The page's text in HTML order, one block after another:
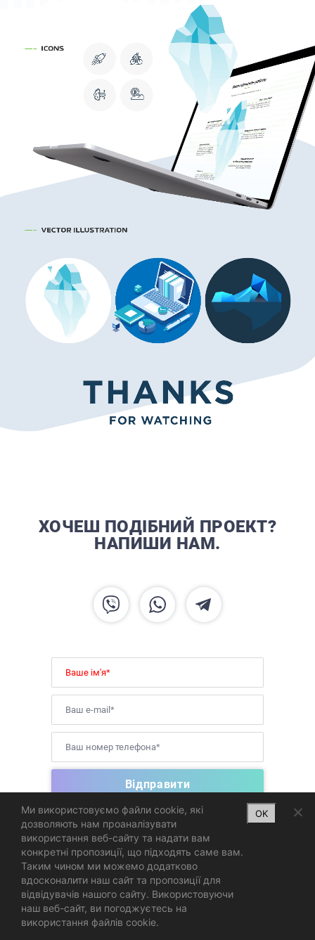
ХОЧЕШ ПОДІБНИЙ ПРОЕКТ?
НАПИШИ НАМ.
Cryptocurrency Investment Service
TON Marketplace Landing Page
Ми використовуємо файли cookie, які
дозволяють нам проаналізувати
використання веб-сайту та надати вам
конкретні пропозиції, що підходять саме вам.
Таким чином ми можемо додатково
вдосконалити наш сайт та пропозиції для
відвідувачів нашого сайту. Використовуючи
наш веб-сайт, ви погоджуєтесь на
використання файлів cookie.
OK